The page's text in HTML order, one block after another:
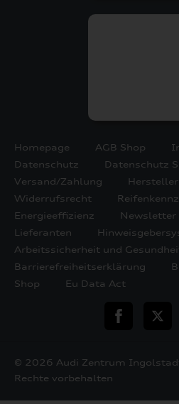
Homepage AGB Shop
Datenschutz
Datenschutz
Versand/Zahlung
Widerrufsrecht
Energieeffizienz
Newsletter
Lieferanten
Arbeitssicherheit und
Barrierefreiheitserklärung
Shop
Eu Data Act
teilen Twitter
© 2026 Audi Zentrum
Rechte vorbehalten